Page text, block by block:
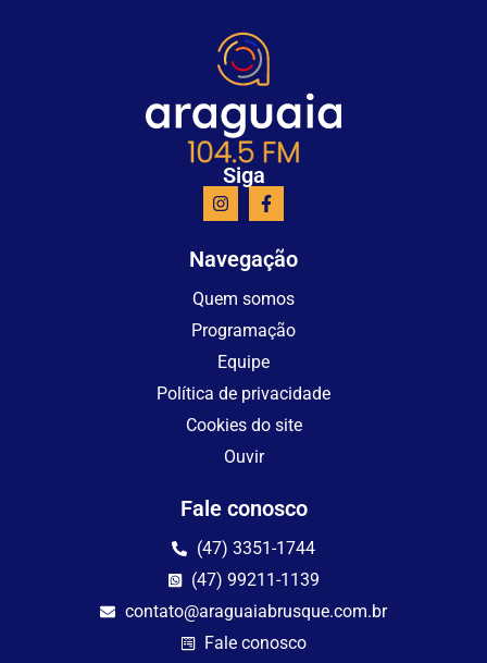
Siga
Navegação
Quem somos
Programação
Equipe
Política de privacidade
Cookies do site
Ouvir
Fale conosco
(47) 3351-1744
(47) 99211-1139
contato@araguaiabrusque.com.br
Fale conosco